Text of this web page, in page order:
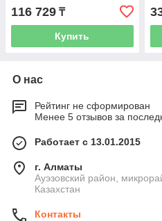
116 729 ₸
Купить
О нас
Рейтинг не сформирован
Менее 5 отзывов за
Работает с 13.01.2015
г. Алматы
Ауэзовский район,
Казахстан
Контакты